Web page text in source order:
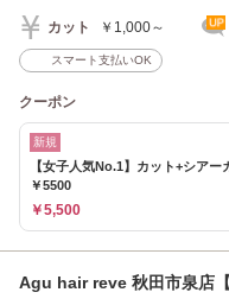
カット ￥1,000～
スマート支払いOK
クーポン
新規
【女子人気No.1】カット+シア
￥5500
￥5,500
Agu hair reve 秋田市泉店【